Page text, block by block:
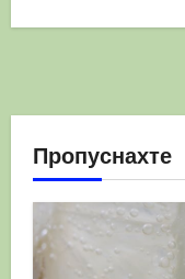
Пропуснахте